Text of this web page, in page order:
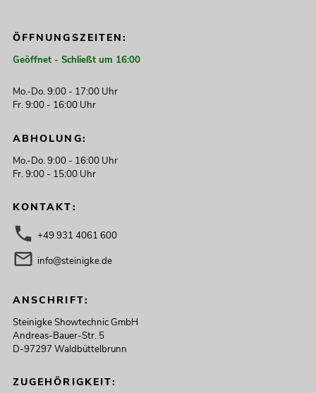
ÖFFNUNGSZEITEN:
Geöffnet - Schließt um 16:00
Mo.-Do. 9:00 - 17:00 Uhr
Fr. 9:00 - 16:00 Uhr
ABHOLUNG:
Mo.-Do. 9:00 - 16:00 Uhr
Fr. 9:00 - 15:00 Uhr
KONTAKT:
+49 931 4061 600
info@steinigke.de
ANSCHRIFT:
Steinigke Showtechnic GmbH
Andreas-Bauer-Str. 5
D-97297 Waldbüttelbrunn
ZUGEHÖRIGKEIT: